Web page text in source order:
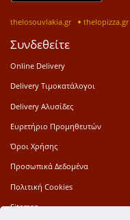
thelosouvlakia.gr thelopizza.gr
Συνδεθείτε
Online Delivery
Delivery Τιμοκατάλογοι
Delivery Αλυσίδες
Ευρετήριο Προμηθευτών
Όροι Χρήσης
Προσωπικά Δεδομένα
Πολιτική Cookies
Sitemap